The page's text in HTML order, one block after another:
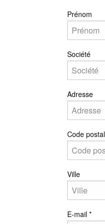
Prénom
Société
Adresse
Code
Ville
E-mail *